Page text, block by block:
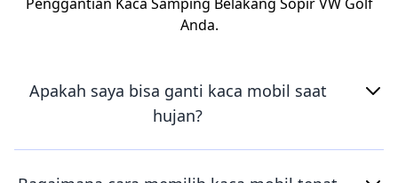
Anda.
Apakah saya bisa ganti kaca mobil saat
hujan?